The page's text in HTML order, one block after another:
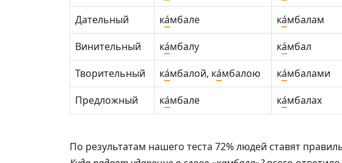
Дательный
ка́мбале ка́мбалам
Винительный
ка́мбалу ка́мбал
Творительный
ка́мбалой, ка́мбалою ка́мбалами
Предложный
ка́мбале ка́мбалах
По результатам нашего теста 72% людей ставят